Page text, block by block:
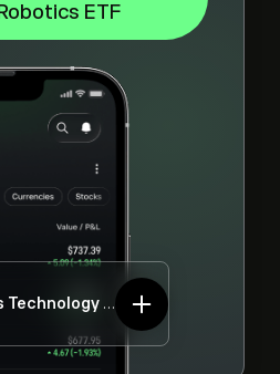
ETF
ARK Autonomous Technology & Robotics ETF